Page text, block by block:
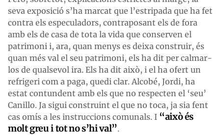
seva exposició s’ha marcat que l’estripada que ha fet
contra els especuladors, contraposant els de fora
amb els de casa de tota la vida que conserven el
patrimoni i, ara, quan menys es deixa construir, és
quan més val el seu patrimoni, els ha dit per calmar-
los de qualsevol ira. Els ha dit això, i el ha ofert un
refrigeri com a paga, quedi clar. Alcobé, Jordi, ha
estat contundent amb els que no respecten el ‘seu’
Canillo. Ja sigui construint el que no toca, ja sia fent
cas omís a les instruccions comunals. I “això és
molt greu i tot no s’hi val”.